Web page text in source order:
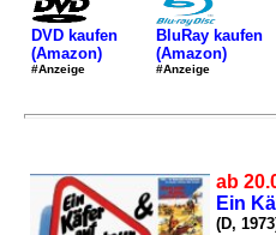
DVD kaufen
(Amazon)
#Anzeige
BluRay kaufen
(Amazon)
#Anzeige
ab
Ein
(D,